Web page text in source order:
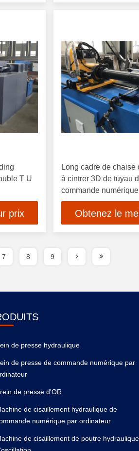
T U
prix
Long cadre de chaise
à cintrer 3D de tuyau
commande
de gorge
Obtenez le
7 8 9
de presse hydraulique
de presse de commande numérique par
de presse d'OR
de cisaillement hydraulique de
numérique par ordinateur
de cisaillement de poutre hydraulique